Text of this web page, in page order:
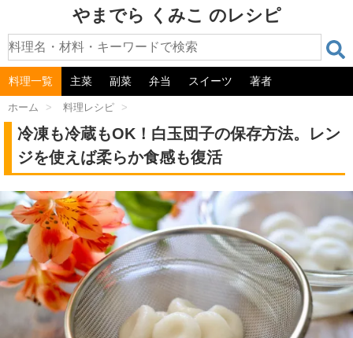
やまでら くみこ のレシピ
料理一覧 主菜 副菜 弁当 スイーツ 著者
ホーム > 料理レシピ >
冷凍も冷蔵もOK！白玉団子の保存方法。レン
ジを使えば柔らか食感も復活